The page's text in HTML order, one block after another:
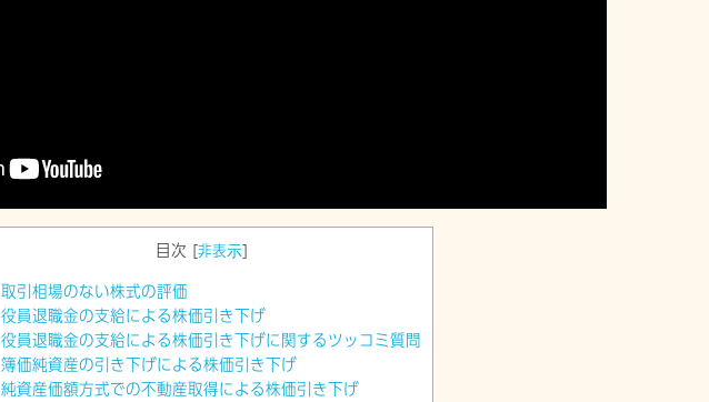
目次 [非表示]
取引相場のない株式の評価
役員退職金の支給による株価引き下げ
役員退職金の支給による株価引き下げに関するツッコミ質問
簿価純資産の引き下げによる株価引き下げ
純資産価額方式での不動産取得による株価引き下げ